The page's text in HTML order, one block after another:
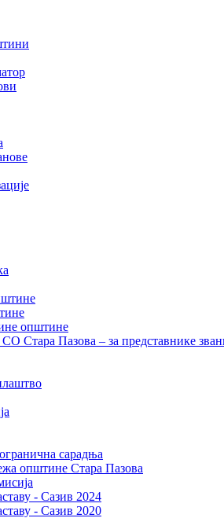
општине
Стара Пазова – за представнике
сарадња
општине Стара Пазова
- Сазив 2024
- Сазив 2020